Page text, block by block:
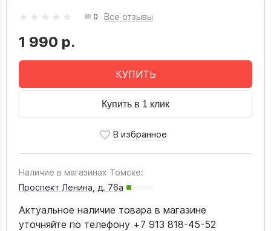
0 Все отзывы
1 990 р.
КУПИТЬ
Купить в 1 клик
Наличие в магазинах Томске:
Проспект Ленина, д. 76а
Актуальное наличие товара в магазине
уточняйте по телефону +7 913 818-45-52